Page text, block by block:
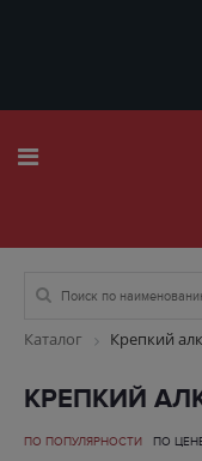
Каталог Крепкий
КРЕПКИЙ
ПО ПОПУЛЯРНОСТИ ПО